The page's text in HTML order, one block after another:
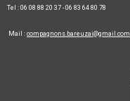
Tel : 06 08 88 20 37 - 06 83 64 80 78
Mail : compagnons.bareuzai@gmail.com